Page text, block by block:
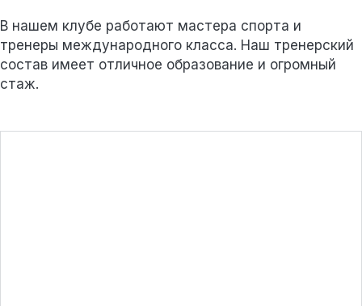
В нашем клубе работают мастера спорта и
тренеры международного класса. Наш тренерский
состав имеет отличное образование и огромный
стаж.